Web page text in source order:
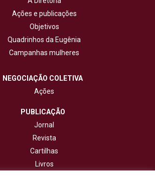
Ações e publicações
Objetivos
Quadrinhos da Eugênia
Campanhas mulheres
NEGOCIAÇÃO COLETIVA
Ações
PUBLICAÇÃO
Jornal
Revista
Cartilhas
Livros